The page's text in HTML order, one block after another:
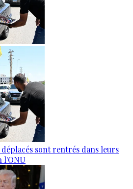
sont rentrés dans leurs
l'ONU